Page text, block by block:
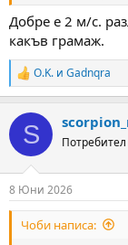
Добре е 2 м/с.
какъв грамаж.
R
e
c
i
s
:
O.K. и Gadnqra
S Потребител
8 Юни 2026
Чоби написа: